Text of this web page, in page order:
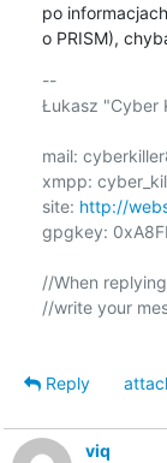
po informacjach
o PRISM),
--
Łukasz "Cyber
mail:
xmpp:
site: http://
gpgkey:
//When
//write your
Reply
viq